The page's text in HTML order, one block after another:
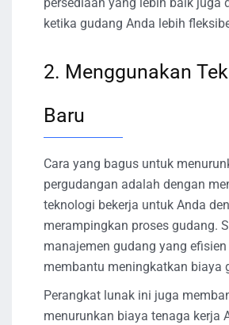
ketika gudang Anda lebih
2. Menggunakan
Baru
Cara yang bagus untuk
pergudangan adalah dengan
teknologi bekerja untuk Anda
merampingkan proses gudang.
manajemen gudang yang
membantu meningkatkan biaya
Perangkat lunak ini juga
menurunkan biaya tenaga kerja